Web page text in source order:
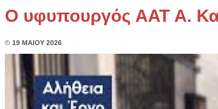
Ο υφυπουργός ΑΑΤ Α.
19 ΜΑΙΟΥ 2026